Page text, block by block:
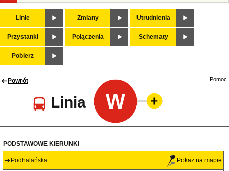
Linie Zmiany Utrudnienia
Przystanki Połączenia Schematy
Pobierz
Powrót
Linia W
Pomoc
PODSTAWOWE KIERUNKI
Podhalańska Pokaż na mapie